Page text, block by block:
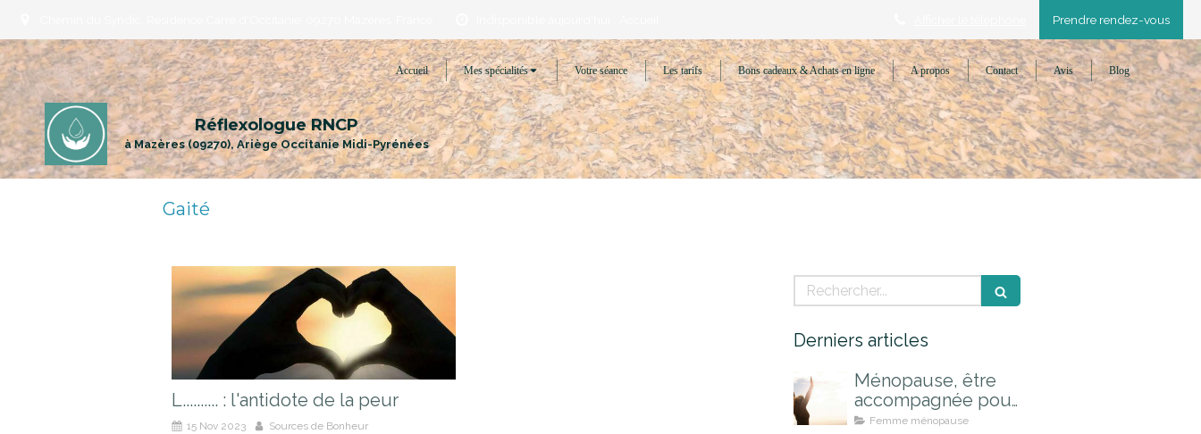
Prendre rendez-vous
Accueil Mes spécialités Votre séance Les tarifs Bons cadeaux & Achats en ligne A propos Contact Avis Blog
Réflexologue RNCP
à Mazères (09270), Ariège Occitanie Midi-Pyrénées
Gaité
L.......... : l'antidote de la peur
15 Nov 2023 Sources de Bonheur
Rechercher
Derniers articles
Ménopause, être
accompagnée pour
mieux la vivre
Femme ménopause